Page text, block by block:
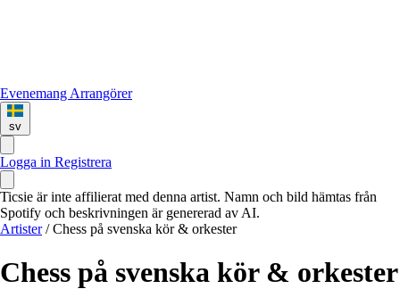
Evenemang Arrangörer
sv
Logga in Registrera
Ticsie är inte affilierat med denna artist. Namn och bild hämtas från
Spotify och beskrivningen är genererad av AI.
Artister / Chess på svenska kör & orkester
Chess på svenska kör & orkester